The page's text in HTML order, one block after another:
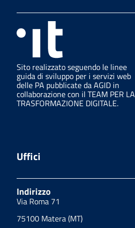
Sito realizzato seguendo le linee
guida di sviluppo per i servizi web
delle PA pubblicate da AGID in
collaborazione con il TEAM PER LA
TRASFORMAZIONE DIGITALE.
Uffici
Indirizzo
Via Roma 71
75100 Matera (MT)